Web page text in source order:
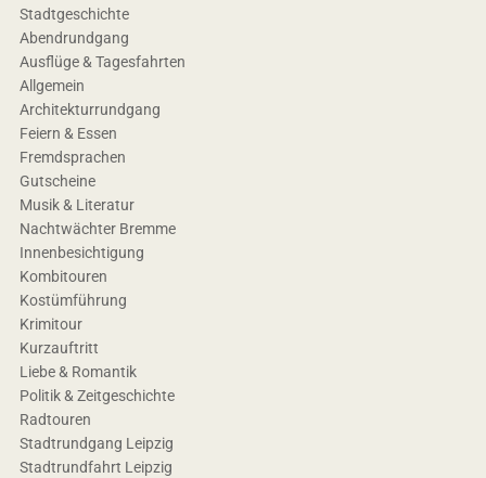
Stadtgeschichte
Abendrundgang
Ausflüge & Tagesfahrten
Allgemein
Architekturrundgang
Feiern & Essen
Fremdsprachen
Gutscheine
Musik & Literatur
Nachtwächter Bremme
Innenbesichtigung
Kombitouren
Kostümführung
Krimitour
Kurzauftritt
Liebe & Romantik
Politik & Zeitgeschichte
Radtouren
Stadtrundgang Leipzig
Stadtrundfahrt Leipzig